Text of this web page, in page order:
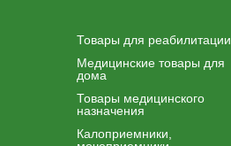
Товары для реабилитации
Медицинские товары для
дома
Товары медицинского
назначения
Калоприемники,